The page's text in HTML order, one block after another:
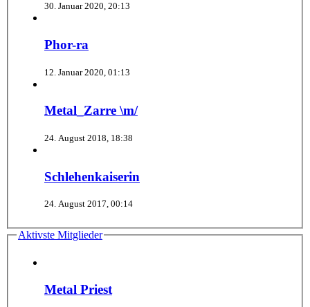
30. Januar 2020, 20:13
Phor-ra
12. Januar 2020, 01:13
Metal_Zarre \m/
24. August 2018, 18:38
Schlehenkaiserin
24. August 2017, 00:14
Aktivste Mitglieder
Metal Priest